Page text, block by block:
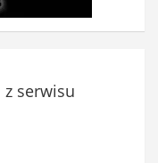
z serwisu